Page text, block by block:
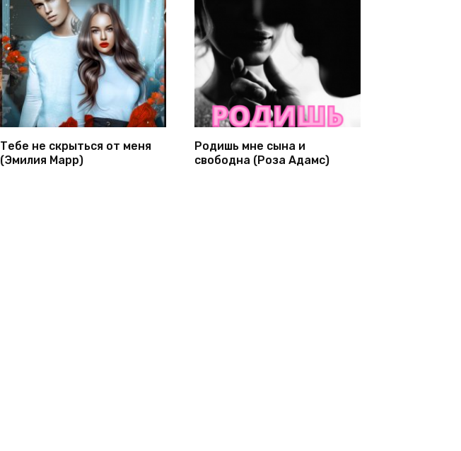
Тебе не скрыться от меня
(Эмилия Марр)
Родишь мне сына и
свободна (Роза Адамс)